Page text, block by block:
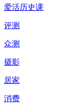
爱活历史课
评测
众测
摄影
居家
消费